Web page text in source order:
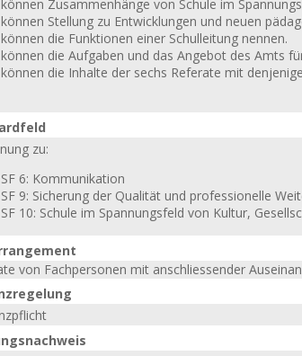
können Zusammenhänge von Schule im
können Stellung zu Entwicklungen und neuen
können die Funktionen einer Schulleitung nennen.
können die Aufgaben und das Angebot des Amts
können die Inhalte der sechs Referate mit
zu:
SF 6: Kommunikation
SF 9: Sicherung der Qualität und professionelle
SF 10: Schule im Spannungsfeld von Kultur,
von Fachpersonen mit anschliessender